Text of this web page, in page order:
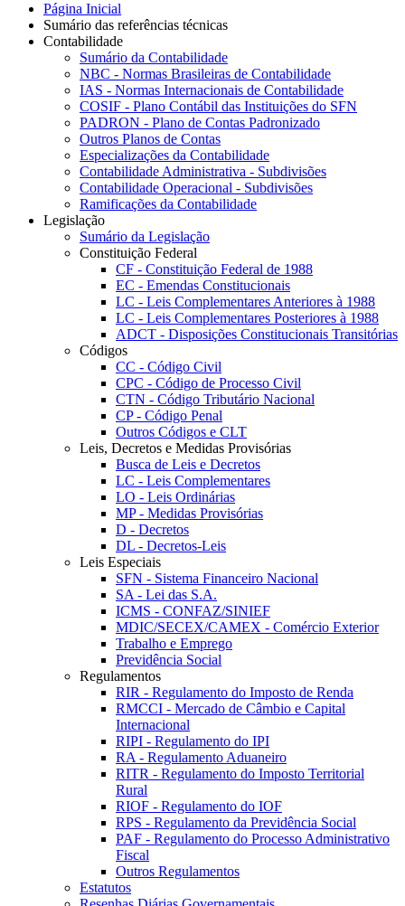
Página Inicial
Sumário das referências técnicas
Contabilidade
Sumário da Contabilidade
NBC - Normas Brasileiras de Contabilidade
IAS - Normas Internacionais de Contabilidade
COSIF - Plano Contábil das Instituições do SFN
PADRON - Plano de Contas Padronizado
Outros Planos de Contas
Especializações da Contabilidade
Contabilidade Administrativa - Subdivisões
Contabilidade Operacional - Subdivisões
Ramificações da Contabilidade
Legislação
Sumário da Legislação
Constituição Federal
CF - Constituição Federal de 1988
EC - Emendas Constitucionais
LC - Leis Complementares Anteriores à 1988
LC - Leis Complementares Posteriores à 1988
ADCT - Disposições Constitucionais Transitórias
Códigos
CC - Código Civil
CPC - Código de Processo Civil
CTN - Código Tributário Nacional
CP - Código Penal
Outros Códigos e CLT
Leis, Decretos e Medidas Provisórias
Busca de Leis e Decretos
LC - Leis Complementares
LO - Leis Ordinárias
MP - Medidas Provisórias
D - Decretos
DL - Decretos-Leis
Leis Especiais
SFN - Sistema Financeiro Nacional
SA - Lei das S.A.
ICMS - CONFAZ/SINIEF
MDIC/SECEX/CAMEX - Comércio Exterior
Trabalho e Emprego
Previdência Social
Regulamentos
RIR - Regulamento do Imposto de Renda
RMCCI - Mercado de Câmbio e Capital
Internacional
RIPI - Regulamento do IPI
RA - Regulamento Aduaneiro
RITR - Regulamento do Imposto Territorial
Rural
RIOF - Regulamento do IOF
RPS - Regulamento da Previdência Social
PAF - Regulamento do Processo Administrativo
Fiscal
Outros Regulamentos
Estatutos